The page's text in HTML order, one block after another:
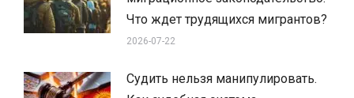
Что ждет трудящихся мигрантов?
2026-07-22
Судить нельзя манипулировать.